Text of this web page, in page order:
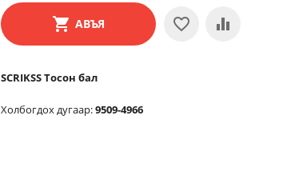
АВЪЯ
SCRIKSS Тосон бал
Холбогдох дугаар:9509-4966